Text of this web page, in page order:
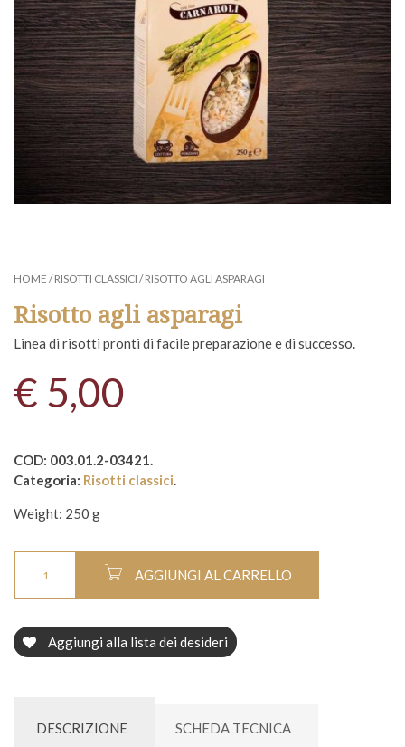
HOME /RISOTTI CLASSICI / RISOTTO AGLI ASPARAGI
Risotto agli asparagi
Linea di risotti pronti di facile preparazione e di successo.
€ 5,00
COD: 003.01.2-03421.
Categoria: Risotti classici.
Weight: 250 g
AGGIUNGI AL CARRELLO
Aggiungi alla lista dei desideri
DESCRIZIONE SCHEDA TECNICA